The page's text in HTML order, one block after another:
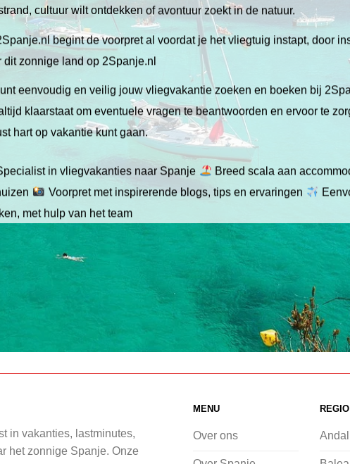
cultuur wilt ontdekken of avontuur zoekt in de natuur.
begint de voorpret al voordat je het vliegtuig instapt, door
dit zonnige land op 2Spanje.nl
eenvoudig en veilig jouw vliegvakantie zoeken en boeken bij
klaarstaat om eventuele vragen te beantwoorden en ervoor te
hart op vakantie kunt gaan.
in vliegvakanties naar Spanje
Breed scala aan
Voorpret met inspirerende blogs, tips en ervaringen
met hulp van het team
in vakanties, lastminutes,
het zonnige Spanje. Onze
MENU
Over ons
REGIO